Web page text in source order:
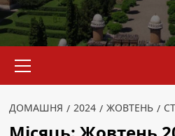
меню
ДОМАШНЯ 2024 ЖОВТЕНЬ